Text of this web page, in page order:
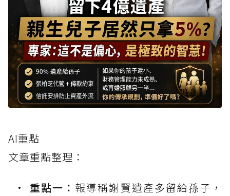
AI重點
文章重點整理：
重點一： 報導稱謝賢遺產多留給孫子，